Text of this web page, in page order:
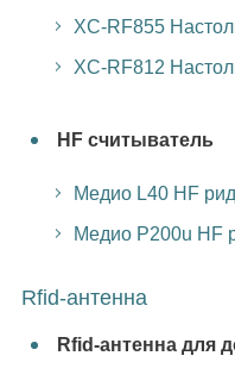
XC-RF855
XC-RF812
HF считыватель
Медио L40 HF
Медио P200u HF
Rfid-антенна
Rfid-антенна для